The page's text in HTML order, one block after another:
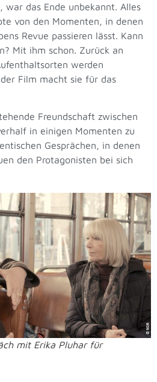
war das Ende unbekannt. Alles
von den Momenten, in denen
Revue passieren lässt. Kann
Mit ihm schon. Zurück an
werden
Film macht sie für das
Freundschaft zwischen
in einigen Momenten zu
Gesprächen, in denen
den Protagonisten bei sich
mit Erika Pluhar für